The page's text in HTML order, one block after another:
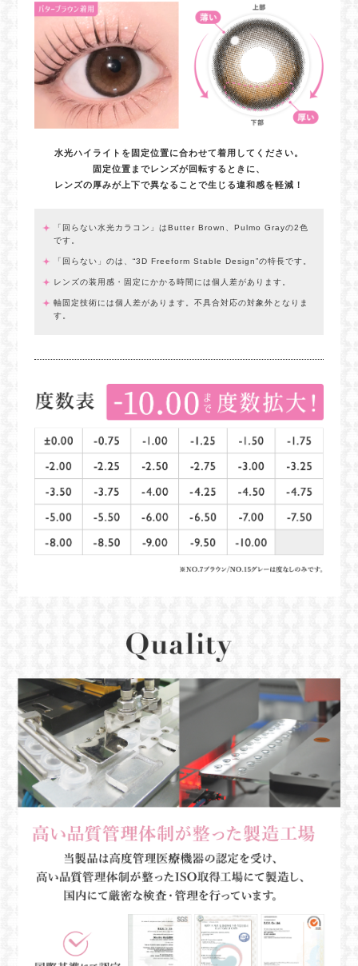
水光ハイライトを固定位置に合わせて着用してください。
固定位置までレンズが回転するときに、
レンズの厚みが上下で異なることで生じる違和感を軽減！
「回らない水光カラコン」はButter Brown、Pulmo Grayの2色
です。
「回らない」のは、“3D Freeform Stable Design”の特長です。
レンズの装用感・固定にかかる時間には個人差があります。
軸固定技術には個人差があります。不具合対応の対象外となりま
す。